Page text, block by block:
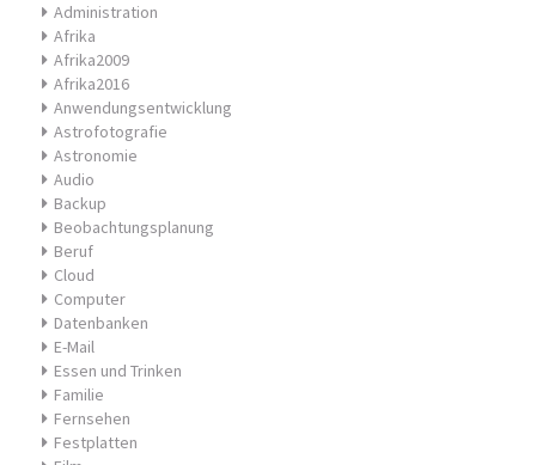
Administration
Afrika
Afrika2009
Afrika2016
Anwendungsentwicklung
Astrofotografie
Astronomie
Audio
Backup
Beobachtungsplanung
Beruf
Cloud
Computer
Datenbanken
E-Mail
Essen und Trinken
Familie
Fernsehen
Festplatten